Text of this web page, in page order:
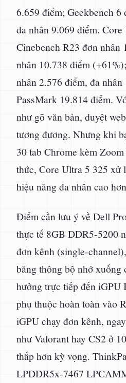
6.659 điểm; Geekbench 6
đa nhân 9.069 điểm.
Cinebench R23 đơn nhân
nhân 10.738 điểm
nhân 2.576 điểm, đa
PassMark 19.814 điểm.
như gõ văn bản, duyệt
tương đương. Nhưng khi
30 tab Chrome kèm
thức, Core Ultra 5 325 xử
hiệu năng đa nhân cao
Điểm cần lưu ý về Dell
thực tế 8GB DDR5-5200
đơn kênh (single-
băng thông bộ nhớ xuống
hưởng trực tiếp đến iGPU
phụ thuộc hoàn toàn vào
iGPU chạy đơn kênh,
như Valorant hay CS2 ở
thấp hơn kỳ vọng.
LPDDR5x-7467